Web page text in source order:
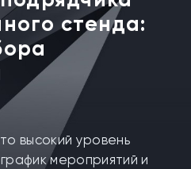
стенда:
высокий уровень
мероприятий и